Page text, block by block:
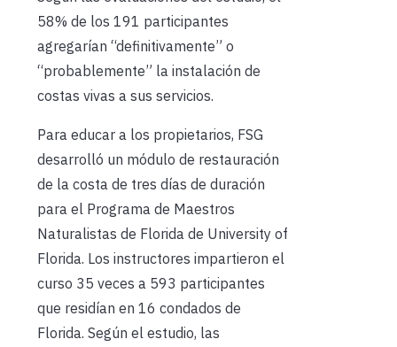
58% de los 191 participantes
agregarían “definitivamente” o
“probablemente” la instalación de
costas vivas a sus servicios.
Para educar a los propietarios, FSG
desarrolló un módulo de restauración
de la costa de tres días de duración
para el Programa de Maestros
Naturalistas de Florida de University of
Florida. Los instructores impartieron el
curso 35 veces a 593 participantes
que residían en 16 condados de
Florida. Según el estudio, las